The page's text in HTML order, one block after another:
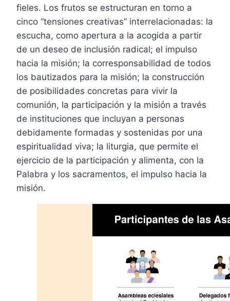
fieles. Los frutos se estructuran en torno a
cinco “tensiones creativas” interrelacionadas: la
escucha, como apertura a la acogida a partir
de un deseo de inclusión radical; el impulso
hacia la misión; la corresponsabilidad de todos
los bautizados para la misión; la construcción
de posibilidades concretas para vivir la
comunión, la participación y la misión a través
de instituciones que incluyan a personas
debidamente formadas y sostenidas por una
espiritualidad viva; la liturgia, que permite el
ejercicio de la participación y alimenta, con la
Palabra y los sacramentos, el impulso hacia la
misión.